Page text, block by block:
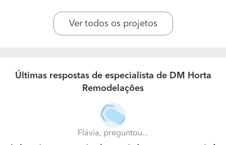
Ver todos os projetos
Últimas respostas de especialista de DM Horta
Remodelações
Flávia, preguntou...